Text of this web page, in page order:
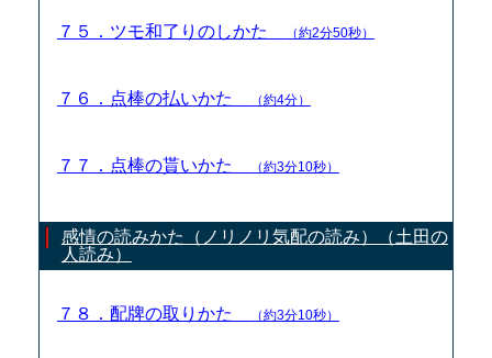
７５．ツモ和了りのしかた （約2分50秒）
７６．点棒の払いかた （約4分）
７７．点棒の貰いかた （約3分10秒）
感情の読みかた（ノリノリ気配の読み）（土田の
人読み）
７８．配牌の取りかた （約3分10秒）